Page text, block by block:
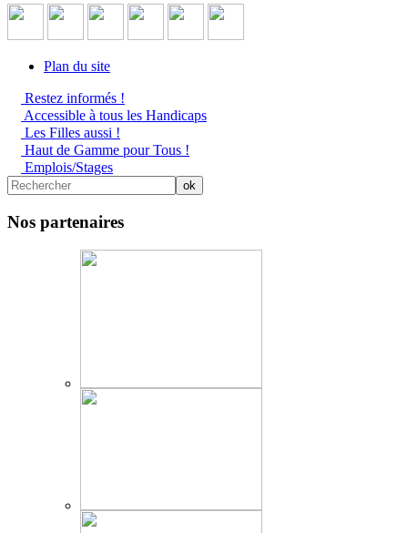
Plan du site
Restez informés !
Accessible à tous les Handicaps
Les Filles aussi !
Haut de Gamme pour Tous !
Emplois/Stages
Nos partenaires